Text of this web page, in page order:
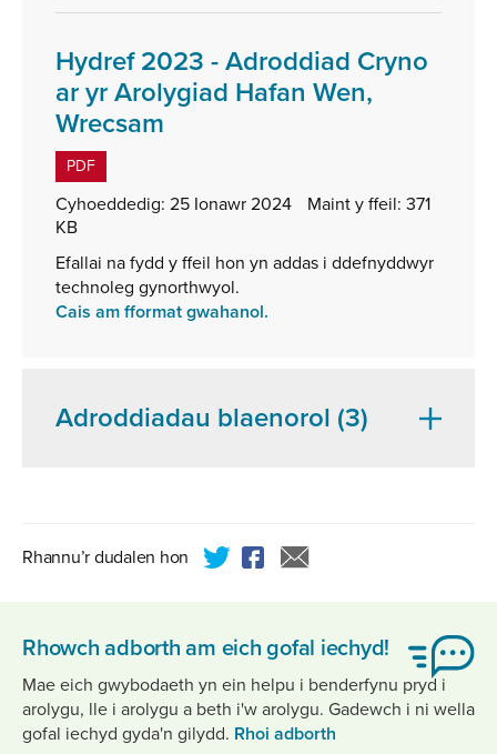
Hydref 2023 - Adroddiad Cryno
ar yr Arolygiad Hafan Wen,
Wrecsam
ffeil:
maint
ffeil:
PDF
Cyhoeddedig: 25 Ionawr 2024 Maint y ffeil: 371
KB
Efallai na fydd y ffeil hon yn addas i ddefnyddwyr
technoleg gynorthwyol.
Cais am fformat gwahanol.
Adroddiadau blaenorol (3)
Rhannu’r dudalen hon
Rhowch adborth am eich gofal iechyd!
Mae eich gwybodaeth yn ein helpu i benderfynu pryd i
arolygu, lle i arolygu a beth i'w arolygu. Gadewch i ni wella
gofal iechyd gyda'n gilydd. Rhoi adborth